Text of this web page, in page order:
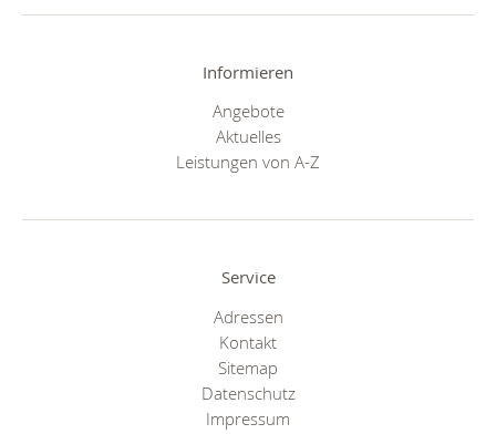
Informieren
Angebote
Aktuelles
Leistungen von A-Z
Service
Adressen
Kontakt
Sitemap
Datenschutz
Impressum